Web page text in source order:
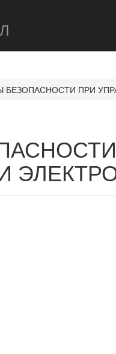
БЕЗОПАСНОСТИ ПРИ